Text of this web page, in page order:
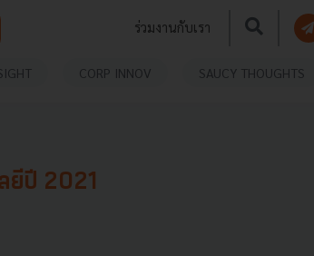
ร่วมงานกับเรา
CORP INNOV SAUCY THOUGHTS
ยีปี 2021